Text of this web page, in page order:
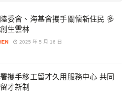
委會、海基會攜手關懷新住民 多
生雲林
2025 年 5 月 16 日
攜手移工留才久用服務中心 共同
才新制